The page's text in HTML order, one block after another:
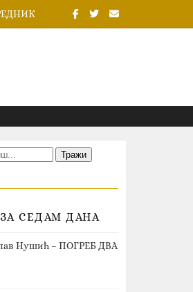
СЕДАМ ДАНА
Нушић – ПОГРЕБ ДВА